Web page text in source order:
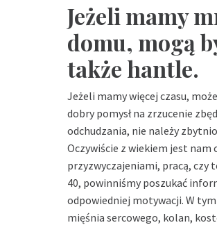
Jeżeli mamy
domu, mogą
także hantle.
Jeżeli mamy więcej czasu,
dobry pomysł na zrzucenie
odchudzania, nie należy
Oczywiście z wiekiem jest nam
przyzwyczajeniami, pracą, czy
40, powinniśmy poszukać
odpowiedniej motywacji. W
mięśnia sercowego, kolan,